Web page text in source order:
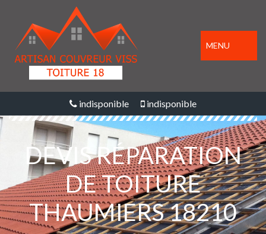
MENU
indisponible indisponible
DEVIS RÉPARATION
DE TOITURE
THAUMIERS 18210